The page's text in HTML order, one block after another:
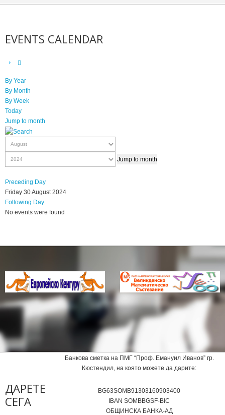
EVENTS CALENDAR
By Year
By Month
By Week
Today
Jump to month
Jump to month
Preceding Day
Friday 30 August 2024
Following Day
No events were found
ДАРЕТЕ
СЕГА
Банкова сметка на ПМГ “Проф. Емануил Иванов” гр.
Кюстендил, на която можете да дарите:
BG63SOMB91303160903400
IВAN SOMBBGSF-BIC
ОБЩИНСКА БАНКА-АД